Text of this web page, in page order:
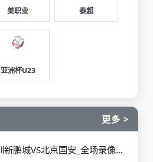
美职业 泰超
亚洲杯U23
更多 >
2026年08月07日 深圳新鹏城VS北京国安_全场录像【高清回放】